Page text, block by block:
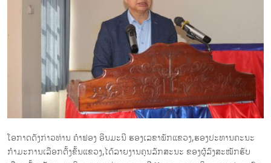
ໂອກາດດັງກ່າວທ່ານ ຄຳຟອງ ອີນມະນີ ຮອງເລຂາພັກແຂວງ,ຮອງປະທານຄະນະ
ກຳມະການເລືອກຕັ້ງຂັ້ນແຂວງ,ໄດ້ລາຍງານຄຸນລັກສະນະ ຂອງຜູ້ລົງສະໝັກຮັບ